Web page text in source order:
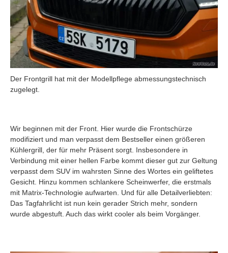
Der Frontgrill hat mit der Modellpflege abmessungstechnisch
zugelegt.
Wir beginnen mit der Front. Hier wurde die Frontschürze
modifiziert und man verpasst dem Bestseller einen größeren
Kühlergrill, der für mehr Präsent sorgt. Insbesondere in
Verbindung mit einer hellen Farbe kommt dieser gut zur Geltung
verpasst dem SUV im wahrsten Sinne des Wortes ein geliftetes
Gesicht. Hinzu kommen schlankere Scheinwerfer, die erstmals
mit Matrix-Technologie aufwarten. Und für alle Detailverliebten:
Das Tagfahrlicht ist nun kein gerader Strich mehr, sondern
wurde abgestuft. Auch das wirkt cooler als beim Vorgänger.